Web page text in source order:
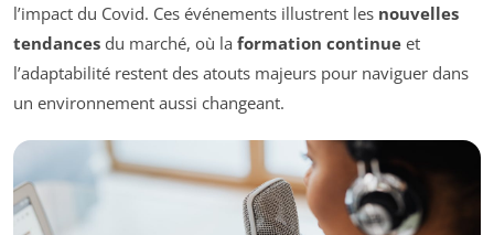
l’impact du Covid. Ces événements illustrent les nouvelles
tendances du marché, où la formation continue et
l’adaptabilité restent des atouts majeurs pour naviguer dans
un environnement aussi changeant.